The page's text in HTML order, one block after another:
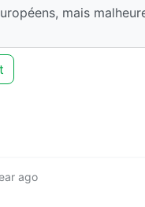
mais
ago